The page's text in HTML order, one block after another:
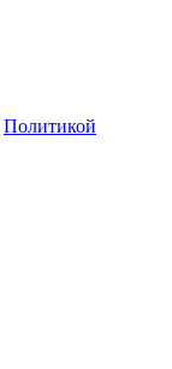
Политикой